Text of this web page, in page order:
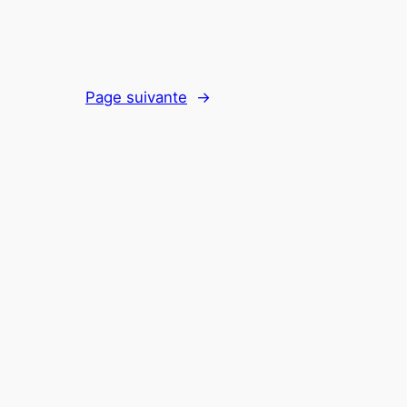
Page suivante →